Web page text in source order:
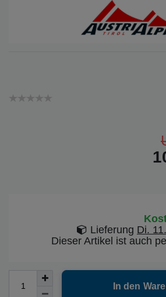
Lieferung Di.
Dieser Artikel ist auch
In den